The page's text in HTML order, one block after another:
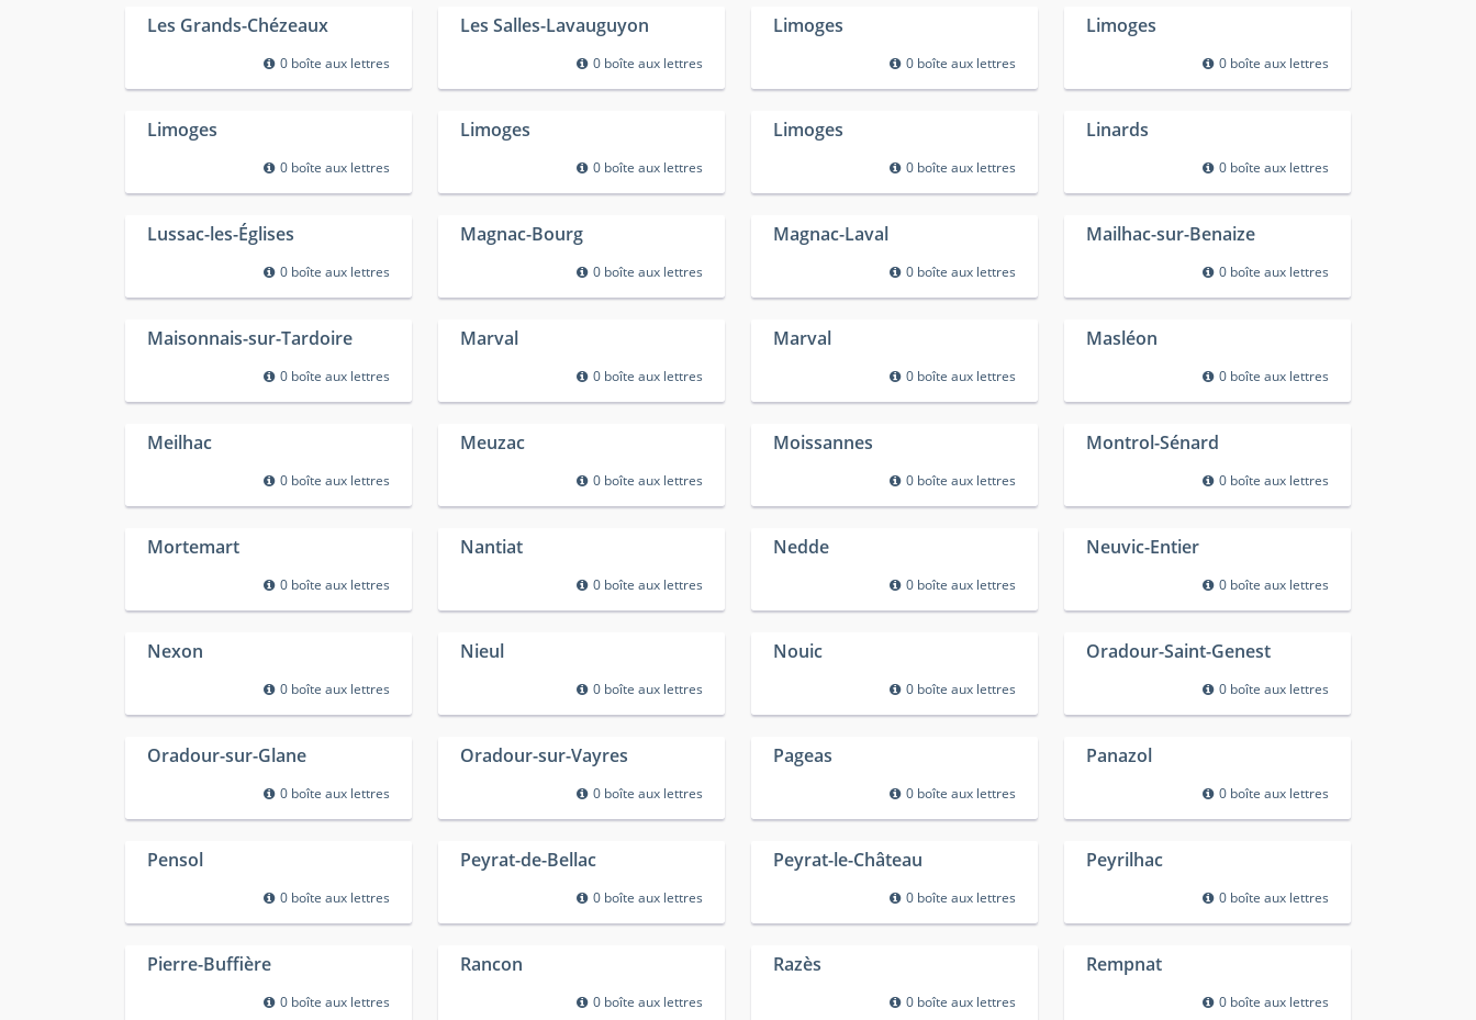
Les Grands-Chézeaux
0 boîte aux lettres
Les Salles-Lavauguyon
0 boîte aux lettres
Limoges
0 boîte aux lettres
Limoges
0 boîte aux lettres
Limoges
0 boîte aux lettres
Limoges
0 boîte aux lettres
Limoges
0 boîte aux lettres
Linards
0 boîte aux lettres
Lussac-les-Églises
0 boîte aux lettres
Magnac-Bourg
0 boîte aux lettres
Magnac-Laval
0 boîte aux lettres
Mailhac-sur-Benaize
0 boîte aux lettres
Maisonnais-sur-Tardoire
0 boîte aux lettres
Marval
0 boîte aux lettres
Marval
0 boîte aux lettres
Masléon
0 boîte aux lettres
Meilhac
0 boîte aux lettres
Meuzac
0 boîte aux lettres
Moissannes
0 boîte aux lettres
Montrol-Sénard
0 boîte aux lettres
Mortemart
0 boîte aux lettres
Nantiat
0 boîte aux lettres
Nedde
0 boîte aux lettres
Neuvic-Entier
0 boîte aux lettres
Nexon
0 boîte aux lettres
Nieul
0 boîte aux lettres
Nouic
0 boîte aux lettres
Oradour-Saint-Genest
0 boîte aux lettres
Oradour-sur-Glane
0 boîte aux lettres
Oradour-sur-Vayres
0 boîte aux lettres
Pageas
0 boîte aux lettres
Panazol
0 boîte aux lettres
Pensol
0 boîte aux lettres
Peyrat-de-Bellac
0 boîte aux lettres
Peyrat-le-Château
0 boîte aux lettres
Peyrilhac
0 boîte aux lettres
Pierre-Buffière
0 boîte aux lettres
Rancon
0 boîte aux lettres
Razès
0 boîte aux lettres
Rempnat
0 boîte aux lettres